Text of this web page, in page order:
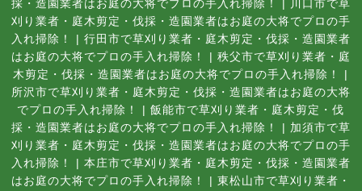
採・造園業者はお庭の大将でプロの手入れ掃除！
| 川口市で草
刈り業者・庭木剪定・伐採・造園業者はお庭の大将でプロの手
入れ掃除！
| 行田市で草刈り業者・庭木剪定・伐採・造園業者
はお庭の大将でプロの手入れ掃除！
| 秩父市で草刈り業者・庭
木剪定・伐採・造園業者はお庭の大将でプロの手入れ掃除！
|
所沢市で草刈り業者・庭木剪定・伐採・造園業者はお庭の大将
でプロの手入れ掃除！
| 飯能市で草刈り業者・庭木剪定・伐
採・造園業者はお庭の大将でプロの手入れ掃除！
| 加須市で草
刈り業者・庭木剪定・伐採・造園業者はお庭の大将でプロの手
入れ掃除！
| 本庄市で草刈り業者・庭木剪定・伐採・造園業者
はお庭の大将でプロの手入れ掃除！
| 東松山市で草刈り業者・